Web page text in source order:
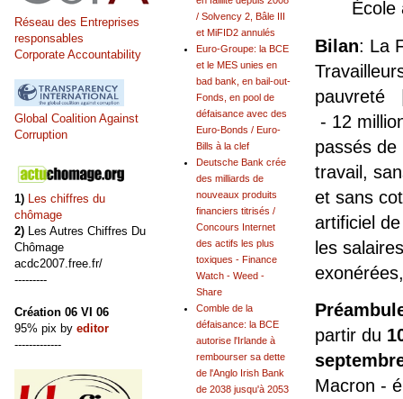
École
Bilan: La
pauvreté
- 12
passés de
travail,
et sans
artificiel
les
partir du
Macron -
/ Solvency 2, Bâle III
et MiFID2 annulés
Euro-Groupe: la BCE
et le MES unies en
bad bank, en bail-out-
Fonds, en pool de
défaisance avec des
Euro-Bonds / Euro-
Bills à la clef
Deutsche Bank crée
des milliards de
nouveaux produits
financiers titrisés /
Concours Internet
des actifs les plus
toxiques - Finance
Watch - Weed -
Share
Comble de la
défaisance: la BCE
autorise l'Irlande à
rembourser sa dette
de l'Anglo Irish Bank
de 2038 jusqu'à 2053
Réseau des Entreprises
responsables
Corporate Accountability
Global Coalition Against
Corruption
1) Les chiffres du
chômage
2) Les Autres Chiffres Du
Chômage
acdc2007.free.fr/
---------
Création 06 VI 06
95% pix by editor
-------------